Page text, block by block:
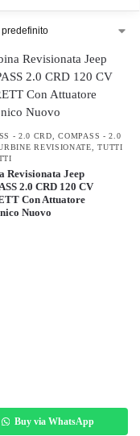
- 2.0 CRD ,COMPASS - 2.0
REVISIONATE ,TUTTI
Revisionata Jeep
2.0 CRD 120 CV
Con Attuatore
Nuovo
Buy via WhatsApp